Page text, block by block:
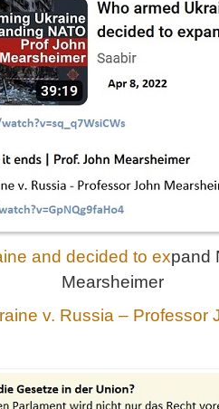
and decided to expand
Mearsheimer
raine v. Russia – Professor